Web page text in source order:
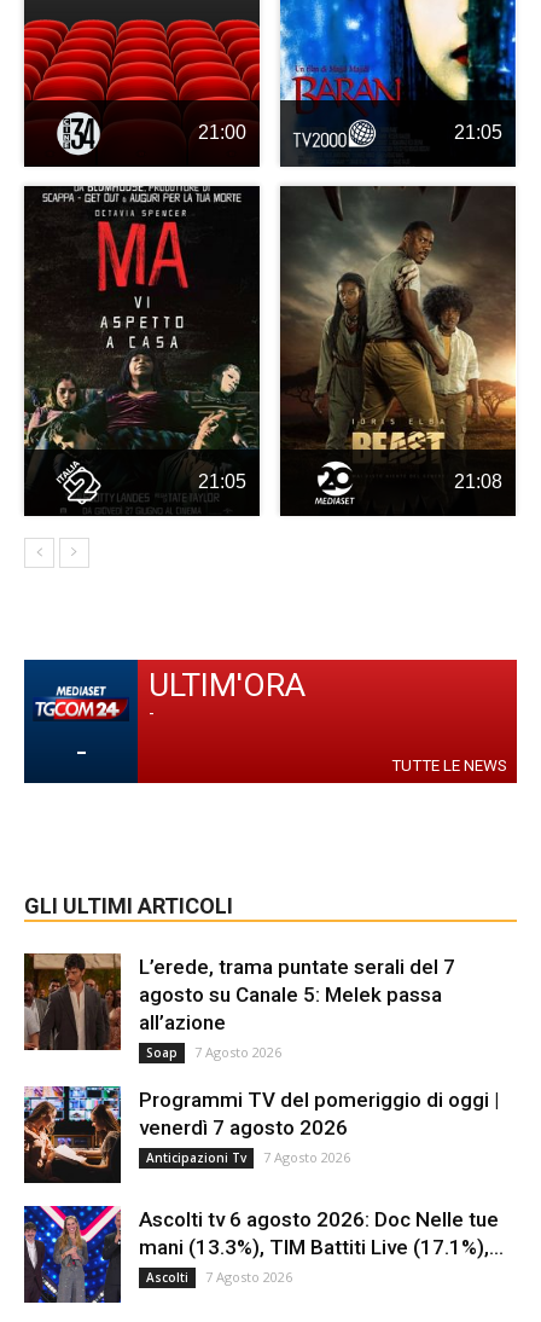
21:00 21:05
21:05 21:08
-
ULTIM'ORA
-
TUTTE LE NEWS
GLI ULTIMI ARTICOLI
L’erede, trama puntate serali del 7
agosto su Canale 5: Melek passa
all’azione
Soap 7 Agosto 2026
Programmi TV del pomeriggio di oggi |
venerdì 7 agosto 2026
Anticipazioni Tv 7 Agosto 2026
Ascolti tv 6 agosto 2026: Doc Nelle tue
mani (13.3%), TIM Battiti Live (17.1%),...
Ascolti 7 Agosto 2026